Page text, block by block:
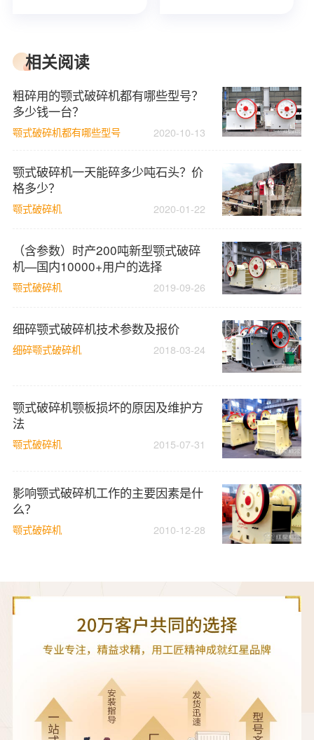
相关阅读
粗碎用的颚式破碎机都有哪些型号？
多少钱一台？
颚式破碎机都有哪些型号 2020-10-13
颚式破碎机一天能碎多少吨石头？价
格多少？
颚式破碎机 2020-01-22
（含参数）时产200吨新型颚式破碎
机—国内10000+用户的选择
颚式破碎机 2019-09-26
细碎颚式破碎机技术参数及报价
细碎颚式破碎机 2018-03-24
颚式破碎机颚板损坏的原因及维护方
法
颚式破碎机 2015-07-31
影响颚式破碎机工作的主要因素是什
么？
颚式破碎机 2010-12-28